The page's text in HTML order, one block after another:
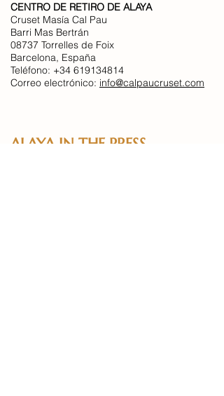
CENTRO DE RETIRO DE ALAYA
Cruset Masía Cal Pau
Barri Mas Bertrán
08737 Torrelles de Foix
Barcelona, España
Teléfono: +34 619134814
Correo electrónico: info@calpaucruset.com
ALAYA IN THE PRESS